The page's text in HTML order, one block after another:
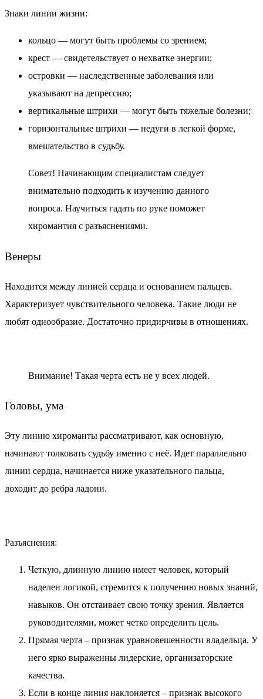
Знаки линии жизни:
кольцо — могут быть проблемы со зрением;
крест — свидетельствует о нехватке энергии;
островки — наследственные заболевания или
указывают на депрессию;
вертикальные штрихи — могут быть тяжелые болезни;
горизонтальные штрихи — недуги в легкой форме,
вмешательство в судьбу.
Совет! Начинающим специалистам следует
внимательно подходить к изучению данного
вопроса. Научиться гадать по руке поможет
хиромантия с разъяснениями.
Венеры
Находится между линией сердца и основанием пальцев.
Характеризует чувствительного человека. Такие люди не
любят однообразие. Достаточно придирчивы в отношениях.
Внимание! Такая черта есть не у всех людей.
Головы, ума
Эту линию хироманты рассматривают, как основную,
начинают толковать судьбу именно с неё. Идет параллельно
линии сердца, начинается ниже указательного пальца,
доходит до ребра ладони.
Разъяснения:
Четкую, длинную линию имеет человек, который
наделен логикой, стремится к получению новых знаний,
навыков. Он отстаивает свою точку зрения. Является
руководителями, может четко определить цель.
Прямая черта – признак уравновешенности владельца. У
него ярко выраженны лидерские, организаторские
качества.
Если в конце линия наклоняется – признак высокого